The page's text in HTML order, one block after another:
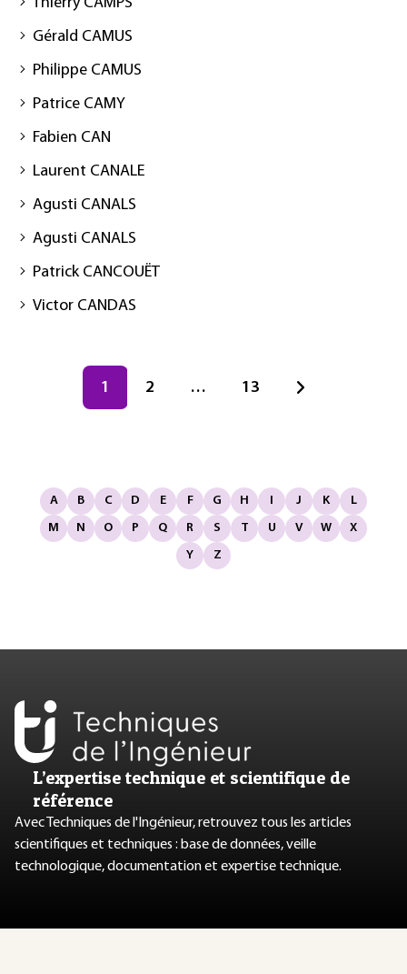
Gérald CAMUS
Philippe CAMUS
Patrice CAMY
Fabien CAN
Laurent CANALE
Agusti CANALS
Agusti CANALS
Patrick CANCOUËT
Victor CANDAS
Page
1 Page
2 … Page
13
A B C D E F G H I J K
L
M
N O P Q R S T U V W
X
Y
Z
L’expertise technique et scientifique de
référence
Avec Techniques de l'Ingénieur, retrouvez tous les articles
scientifiques et techniques : base de données, veille
technologique, documentation et expertise technique.